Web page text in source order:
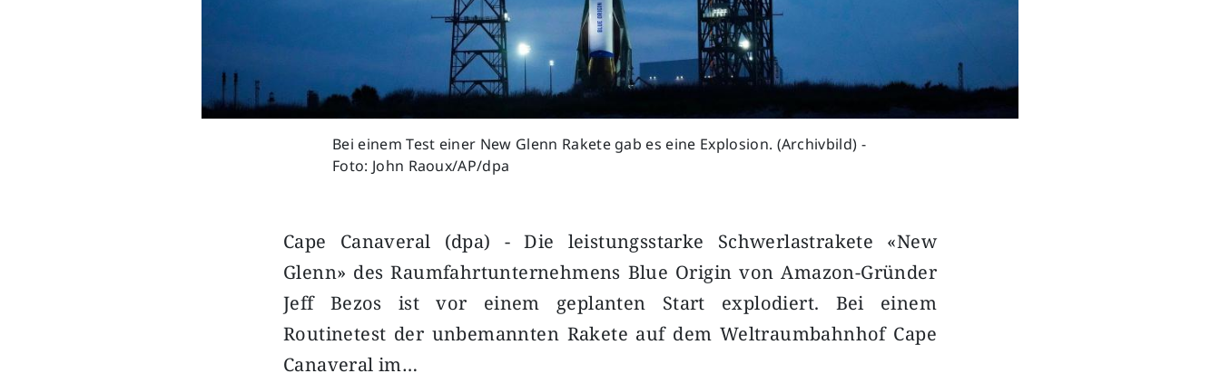
Bei einem Test einer New Glenn Rakete gab es eine Explosion. (Archivbild) -
Foto: John Raoux/AP/dpa
Cape Canaveral (dpa) - Die leistungsstarke Schwerlastrakete «New
Glenn» des Raumfahrtunternehmens Blue Origin von Amazon-Gründer
Jeff Bezos ist vor einem geplanten Start explodiert. Bei einem
Routinetest der unbemannten Rakete auf dem Weltraumbahnhof Cape
Canaveral im…